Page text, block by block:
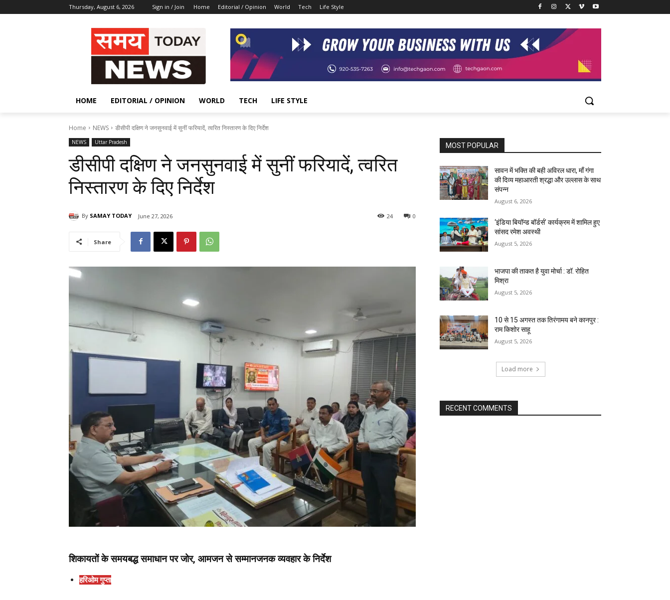
Thursday, August 6, 2026 Sign in / Join Home Editorial / Opinion World Tech Life Style
HOME EDITORIAL / OPINION WORLD TECH LIFE STYLE
Home NEWS डीसीपी दक्षिण ने जनसुनवाई में सुनीं फरियादें, त्वरित निस्तारण के दिए निर्देश
NEWS Uttar Pradesh
डीसीपी दक्षिण ने जनसुनवाई में सुनीं फरियादें, त्वरित
निस्तारण के दिए निर्देश
By SAMAY TODAY June 27, 2026 0
24
Share
शिकायतों के समयबद्ध समाधान पर जोर, आमजन से सम्मानजनक व्यवहार के निर्देश
हरिओम गुप्ता
MOST POPULAR
सावन में भक्ति की बही अविरल धारा, माँ गंगा
की दिव्य महाआरती श्रद्धा और उल्लास के साथ
संपन्न
August 6, 2026
‘इंडिया बियॉन्ड बॉर्डर्स’ कार्यक्रम में शामिल हुए
सांसद रमेश अवस्थी
August 5, 2026
भाजपा की ताकत है युवा मोर्चा : डॉ. रोहित
मिश्रा
August 5, 2026
10 से 15 अगस्त तक तिरंगामय बने कानपुर :
राम किशोर साहू
August 5, 2026
Load more
RECENT COMMENTS